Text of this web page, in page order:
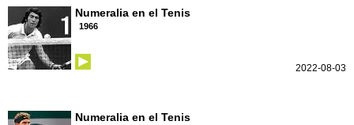
Numeralia en el Tenis
1966
2022-08-03
Numeralia en el Tenis